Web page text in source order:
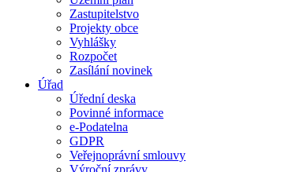
Zastupitelstvo
Projekty obce
Vyhlášky
Rozpočet
Zasílání novinek
Úřad
Úřední deska
Povinné informace
e-Podatelna
GDPR
Veřejnoprávní smlouvy
Výroční zprávy